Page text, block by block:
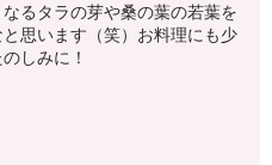
るタラの芽や桑の葉の若葉を
思います（笑）お料理にも少
しみに！